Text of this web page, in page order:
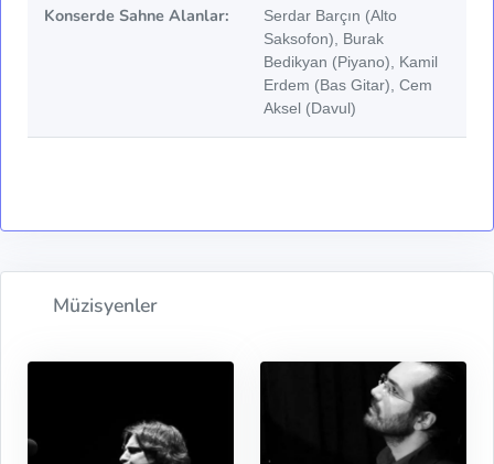
Konserde Sahne Alanlar:
Serdar Barçın (Alto
Saksofon), Burak
Bedikyan (Piyano), Kamil
Erdem (Bas Gitar), Cem
Aksel (Davul)
Müzisyenler